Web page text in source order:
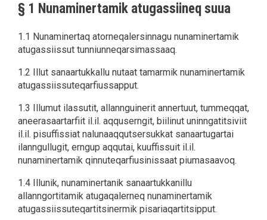
§ 1 Nunaminertamik atugassiineq suua
1.1 Nunaminertaq atorneqalersinnagu nunaminertamik
atugassiissut tunniunneqarsimassaaq.
1.2 Illut sanaartukkallu nutaat tamarmik nunaminertamik
atugassiissuteqarfiussapput.
1.3 Illumut ilassutit, allannguinerit annertuut, tummeqqat,
aneerasaartarfiit il.il. aqquserngit, biilinut uninngatitsiviit
il.il. pisuffissiat nalunaaqqutsersukkat sanaartugartai
ilanngullugit, erngup aqqutai, kuuffissuit il.il.
nunaminertamik qinnuteqarfiusinissaat piumasaavoq.
1.4 Illunik, nunaminertanik sanaartukkanillu
allanngortitamik atugaqalerneq nunaminertamik
atugassiissuteqartitsinermik pisariaqartitsipput.